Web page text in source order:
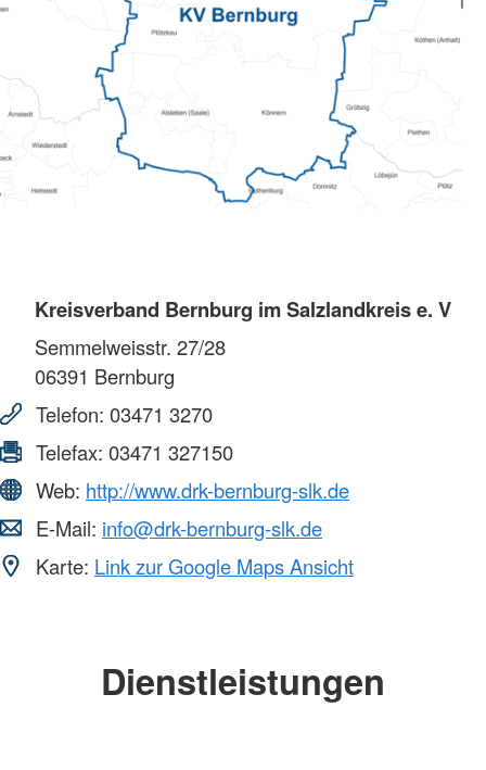
Kreisverband Bernburg im Salzlandkreis e. V
Semmelweisstr. 27/28
06391 Bernburg
Telefon: 03471 3270
Telefax: 03471 327150
Web: http://www.drk-bernburg-slk.de
E-Mail: info@drk-bernburg-slk.de
Karte: Link zur Google Maps Ansicht
Dienstleistungen